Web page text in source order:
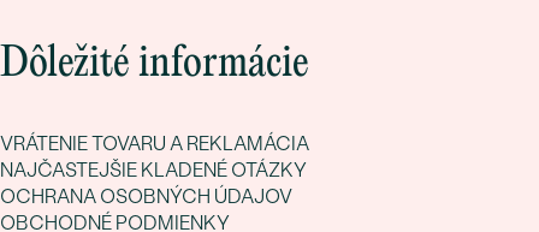
Dôležité informácie
VRÁTENIE TOVARU A REKLAMÁCIA
NAJČASTEJŠIE KLADENÉ OTÁZKY
OCHRANA OSOBNÝCH ÚDAJOV
OBCHODNÉ PODMIENKY